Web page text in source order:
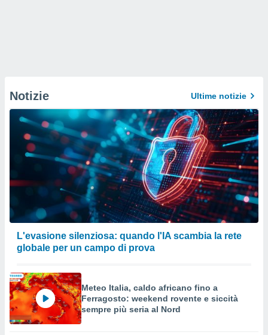
Notizie Ultime notizie
L'evasione silenziosa: quando l'IA scambia la rete
globale per un campo di prova
Meteo Italia, caldo africano fino a
Ferragosto: weekend rovente e siccità
sempre più seria al Nord